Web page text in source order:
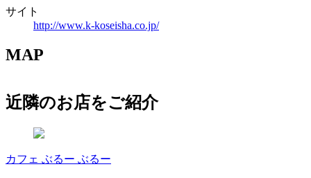
サイト
http://www.k-koseisha.co.jp/
MAP
近隣のお店をご紹介
カフェ ぶるー ぶるー